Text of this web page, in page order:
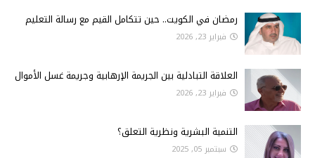
رمضان في الكويت.. حين تتكامل القيم مع رسالة التعليم
فبراير 23, 2026
العلاقة التبادلية بين الجريمة الإرهابية وجريمة غسل الأموال
فبراير 23, 2026
التنمية البشرية ونظرية التعلق؟
سبتمبر 05, 2025